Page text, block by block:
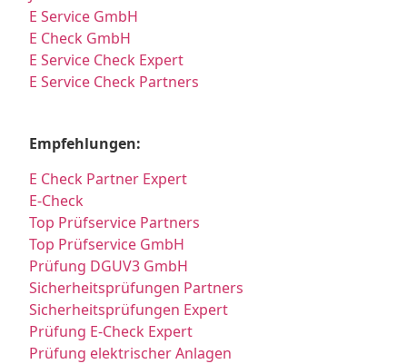
E Service GmbH
E Check GmbH
E Service Check Expert
E Service Check Partners
Empfehlungen:
E Check Partner Expert
E-Check
Top Prüfservice Partners
Top Prüfservice GmbH
Prüfung DGUV3 GmbH
Sicherheitsprüfungen Partners
Sicherheitsprüfungen Expert
Prüfung E-Check Expert
Prüfung elektrischer Anlagen